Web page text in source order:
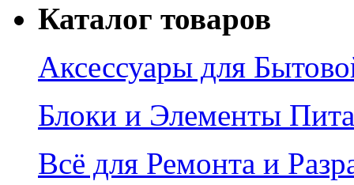
Каталог товаров
Аксессуары для
Блоки и Элементы
Всё для Ремонта и